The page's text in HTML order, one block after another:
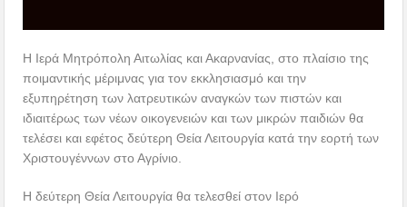
Η Ιερά Μητρόπολη Αιτωλίας και Ακαρνανίας, στο πλαίσιο της
ποιμαντικής μέριμνας για τον εκκλησιασμό και την
εξυπηρέτηση των λατρευτικών αναγκών των πιστών και
ιδιαιτέρως των νέων οικογενειών και των μικρών παιδιών θα
τελέσει και εφέτος δεύτερη Θεία Λειτουργία κατά την εορτή των
Χριστουγέννων στο Αγρίνιο.
Η δεύτερη Θεία Λειτουργία θα τελεσθεί στον Ιερό